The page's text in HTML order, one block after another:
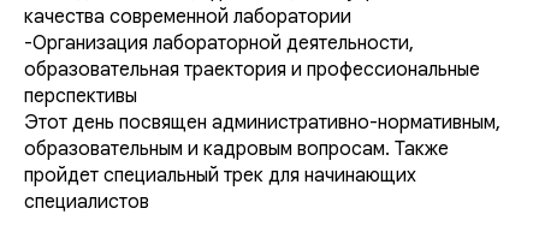
качества современной лаборатории
-Организация лабораторной деятельности,
образовательная траектория и профессиональные
перспективы
Этот день посвящен административно-нормативным,
образовательным и кадровым вопросам. Также
пройдет специальный трек для начинающих
специалистов